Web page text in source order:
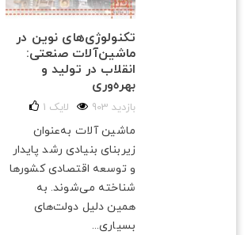
تکنولوژی‌های نوین در
ماشین‌آلات صنعتی:
انقلاب در تولید و
بهره‌وری
903 بازدید 1 لایک
ماشین آلات به‌عنوان
زیربنای بنیادی رشد پایدار
و توسعه اقتصادی کشورها
شناخته می‌شوند. به
همین دلیل دولت‌های
بسیاری...